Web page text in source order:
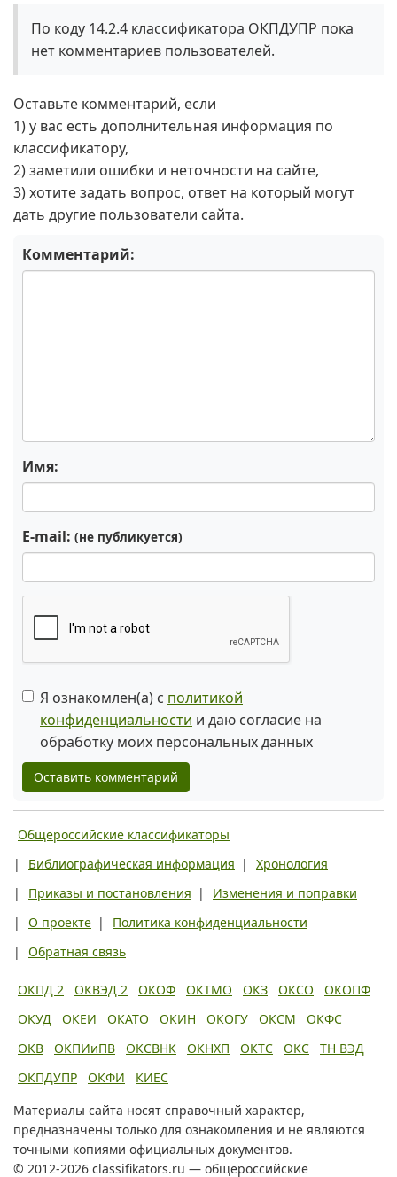
По коду 14.2.4 классификатора ОКПДУПР пока
нет комментариев пользователей.
Оставьте комментарий, если
1) у вас есть дополнительная информация по
классификатору,
2) заметили ошибки и неточности на сайте,
3) хотите задать вопрос, ответ на который могут
дать другие пользователи сайта.
Комментарий:
Имя:
E-mail: (не публикуется)
Я ознакомлен(а) с политикой
конфиденциальности и даю согласие на
обработку моих персональных данных
Оставить комментарий
Общероссийские классификаторы
|
Библиографическая информация |
Хронология
|
Приказы и постановления |
Изменения и поправки
|
О проекте |
Политика конфиденциальности
|
Обратная связь
ОКПД 2 ОКВЭД 2 ОКОФ ОКТМО ОКЗ ОКСО
ОКОПФ
ОКУД
ОКЕИ ОКАТО ОКИН ОКОГУ ОКСМ
ОКФС
ОКВ
ОКПИиПВ ОКСВНК ОКНХП ОКТС ОКС
ТН ВЭД
ОКПДУПР
ОКФИ
КИЕС
Материалы сайта носят справочный характер,
предназначены только для ознакомления и не являются
точными копиями официальных документов.
© 2012-2026 classifikators.ru — общероссийские